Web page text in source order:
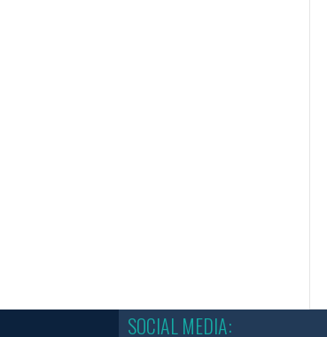
SOCIAL MEDIA: